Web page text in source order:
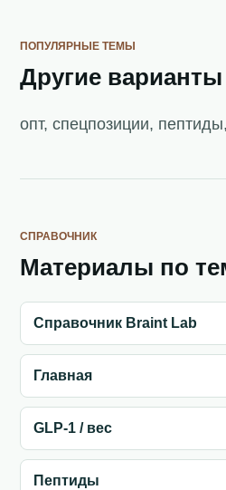
ПОПУЛЯРНЫЕ ТЕМЫ
Другие
опт, спецпозиции,
СПРАВОЧНИК
Материалы по
Справочник Braint Lab
Главная
GLP-1 / вес
Пептиды